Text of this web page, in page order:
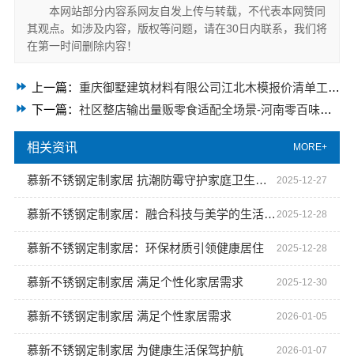
本网站部分内容系网友自发上传与转载，不代表本网赞同
其观点。如涉及内容，版权等问题，请在30日内联系，我们将
在第一时间删除内容！
上一篇： 重庆御墅建筑材料有限公司江北木模报价清单工期短
下一篇： 社区整店输出量贩零食适配全场景-河南零百味供应链有限公司
相关资讯 MORE+
慕新不锈钢定制家居 抗潮防霉守护家庭卫生安全 2025-12-27
慕新不锈钢定制家居：融合科技与美学的生活艺术 2025-12-28
慕新不锈钢定制家居：环保材质引领健康居住 2025-12-28
慕新不锈钢定制家居 满足个性化家居需求 2025-12-30
慕新不锈钢定制家居 满足个性家居需求 2026-01-05
慕新不锈钢定制家居 为健康生活保驾护航 2026-01-07